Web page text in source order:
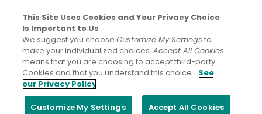
This Site Uses Cookies and Your Privacy Choice
Is Important to Us
We suggest you chooseCustomize My Settings to
make your individualized choices.Accept All Cookies
means that you are choosing to accept third-party
Cookies and that you understand this choice. See
our Privacy Policy
Customize My Settings Accept All Cookies